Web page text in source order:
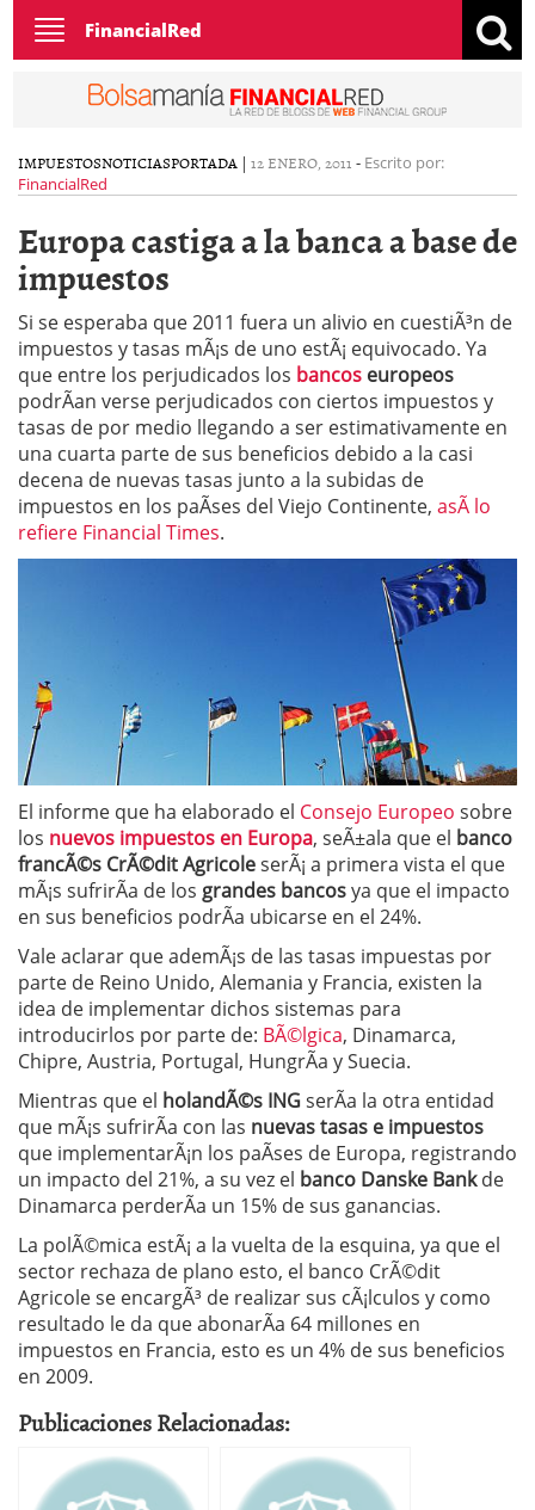
Toggle
navigation
FinancialRed
IMPUESTOSNOTICIASPORTADA | 12 ENERO, 2011 - Escrito por:
FinancialRed
Europa castiga a la banca a base de
impuestos
Si se esperaba que 2011 fuera un alivio en cuestiÃ³n de
impuestos y tasas mÃ¡s de uno estÃ¡ equivocado. Ya
que entre los perjudicados los bancos europeos
podrÃ­an verse perjudicados con ciertos impuestos y
tasas de por medio llegando a ser estimativamente en
una cuarta parte de sus beneficios debido a la casi
decena de nuevas tasas junto a la subidas de
impuestos en los paÃ­ses del Viejo Continente, asÃ­ lo
refiere Financial Times.
El informe que ha elaborado el Consejo Europeo sobre
los nuevos impuestos en Europa, seÃ±ala que el banco
francÃ©s CrÃ©dit AgricoleserÃ¡ a primera vista el que
mÃ¡s sufrirÃ­a de los grandes bancosya que el impacto
en sus beneficios podrÃ­a ubicarse en el 24%.
Vale aclarar que ademÃ¡s de las tasas impuestas por
parte de Reino Unido, Alemania y Francia, existen la
idea de implementar dichos sistemas para
introducirlos por parte de: BÃ©lgica, Dinamarca,
Chipre, Austria, Portugal, HungrÃ­a y Suecia.
Mientras que el holandÃ©s INGserÃ­a la otra entidad
que mÃ¡s sufrirÃ­a con las nuevas tasas e impuestos
que implementarÃ¡n los paÃ­ses de Europa, registrando
un impacto del 21%, a su vez el banco Danske Bankde
Dinamarca perderÃ­a un 15% de sus ganancias.
La polÃ©mica estÃ¡ a la vuelta de la esquina, ya que el
sector rechaza de plano esto, el banco CrÃ©dit
Agricole se encargÃ³ de realizar sus cÃ¡lculos y como
resultado le da que abonarÃ­a 64 millones en
impuestos en Francia, esto es un 4% de sus beneficios
en 2009.
Publicaciones Relacionadas: